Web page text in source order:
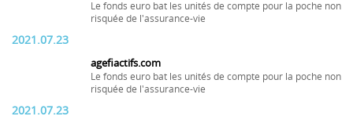
Le fonds euro bat les unités de compte pour la poche non
risquée de l'assurance-vie
2021.07.23
agefiactifs.com
Le fonds euro bat les unités de compte pour la poche non
risquée de l'assurance-vie
2021.07.23